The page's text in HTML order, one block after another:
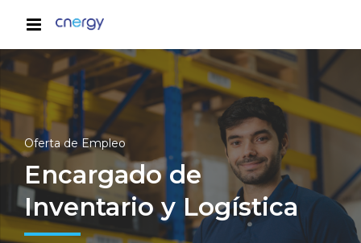
Oferta de Empleo
Encargado de
Inventario y Logística